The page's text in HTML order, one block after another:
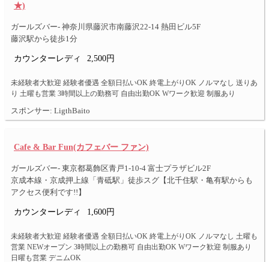
★)
ガールズバー- 神奈川県藤沢市南藤沢22-14 熱田ビル5F
藤沢駅から徒歩1分
カウンターレディ 2,500円
未経験者大歓迎 経験者優遇 全額日払いOK 終電上がりOK ノルマなし 送りあ
り 土曜も営業 3時間以上の勤務可 自由出勤OK Wワーク歓迎 制服あり
スポンサー: LigthBaito
Cafe & Bar Fun(カフェバー ファン)
ガールズバー- 東京都葛飾区青戸1-10-4 富士プラザビル2F
京成本線・京成押上線「青砥駅」徒歩スグ【北千住駅・亀有駅からも
アクセス便利です!!】
カウンターレディ 1,600円
未経験者大歓迎 経験者優遇 全額日払いOK 終電上がりOK ノルマなし 土曜も
営業 NEWオープン 3時間以上の勤務可 自由出勤OK Wワーク歓迎 制服あり
日曜も営業 デニムOK